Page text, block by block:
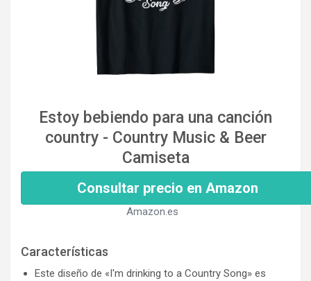
Estoy bebiendo para una canción
country - Country Music & Beer
Camiseta
Consultar precio en Amazon
Amazon.es
Características
Este diseño de «I'm drinking to a Country Song» es